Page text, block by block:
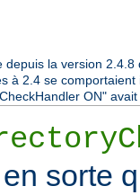
depuis la version
à 2.4 se
ON"
sorte